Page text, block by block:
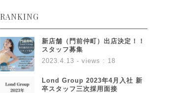
RANKING
新店舗（門前仲町）出店決定！！
スタッフ募集
2023.4.13 - views : 18
Lond Group 2023年4月入社 新
卒スタッフ三次採用面接